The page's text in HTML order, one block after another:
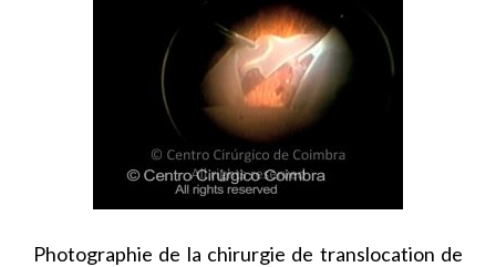
Photographie de la chirurgie de translocation de